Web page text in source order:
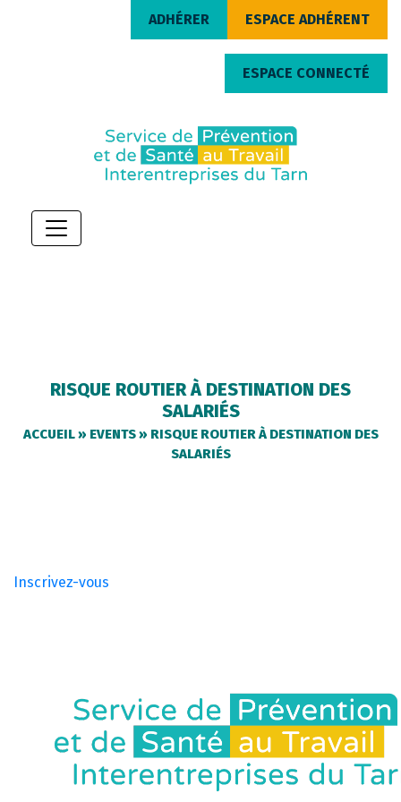
ADHÉRER ESPACE ADHÉRENT
ESPACE CONNECTÉ
RISQUE ROUTIER À DESTINATION DES
SALARIÉS
ACCUEIL» EVENTS» RISQUE ROUTIER À DESTINATION DES
SALARIÉS
Inscrivez-vous